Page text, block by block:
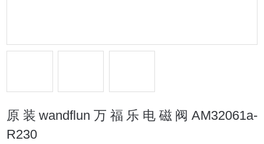
原装wandflun万福乐电磁阀AM32061a-
R230